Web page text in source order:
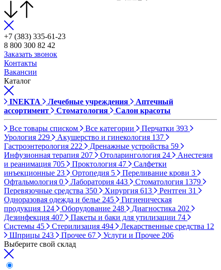
+7 (383) 335-61-23
8 800 300 82 42
Заказать звонок
Контакты
Вакансии
Каталог
INEKTA Лечебные учреждения
Аптечный
ассортимент
Стоматология Салон красоты
Все товары списком Все категории Перчатки 393
Урология 229 Акушерство и гинекология 137
Гастроэнтерология 222 Дренажные устройства 59
Инфузионная терапия 207 Отоларингология 24
Анестезия
и реанимация 705 Проктология 47
Салфетки
инъекционные 23 Ортопедия 5 Переливание крови 3
Офтальмология 0 Лаборатория 443 Стоматология 1379
Перевязочные средства 350 Хирургия 613 Рентген 31
Одноразовая одежда и белье 245
Гигиеническая
продукция 124 Оборудование 248 Диагностика 202
Дезинфекция 407 Пакеты и баки для утилизации 74
Системы 45 Стерилизация 494 Лекарственные средства 12
Шприцы 243 Прочее 67 Услуги и Прочее 206
Выберите свой склад